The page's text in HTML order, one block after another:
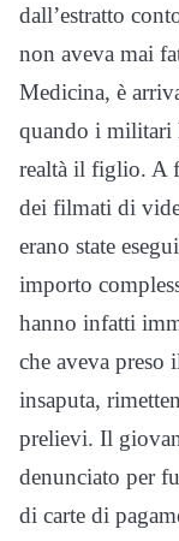
dall’estratto
non aveva mai
Medicina, è
quando i militari
realtà il figlio. A
dei filmati di
erano state
importo
hanno infatti
che aveva preso
insaputa,
prelievi. Il
denunciato per
di carte di